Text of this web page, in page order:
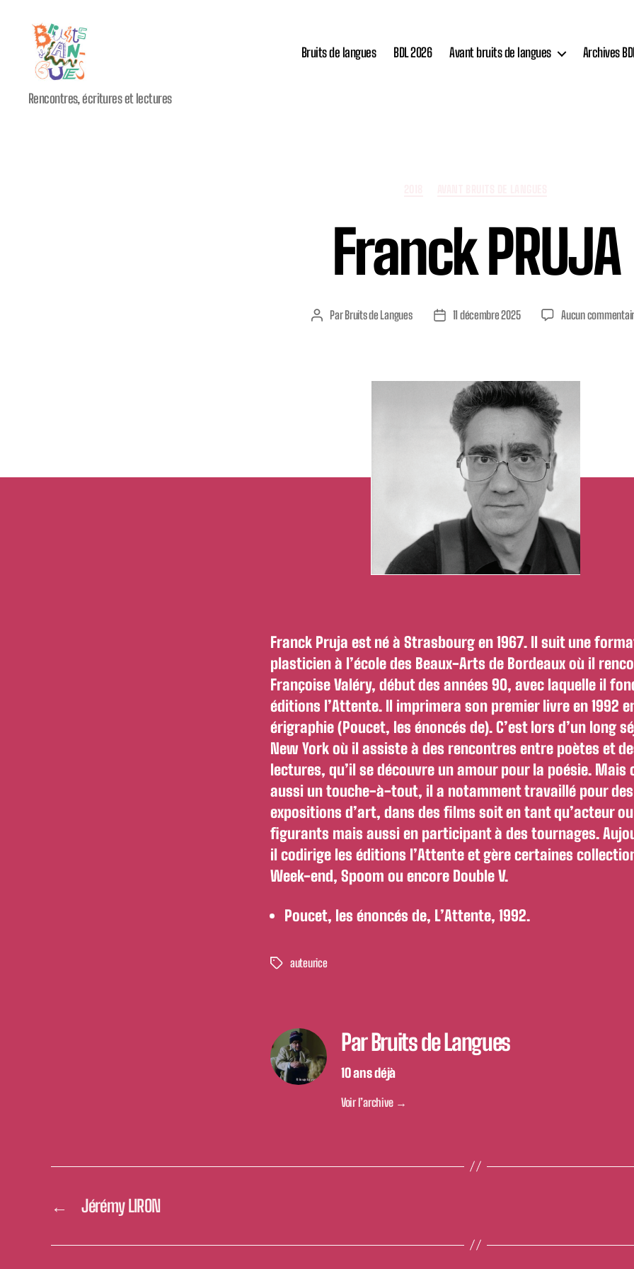
Festival
international
Rencontres, écritures et lectures
Bruits de langues BDL 2026 Avant bruits de langues Archives
Franck PRUJA
Auteur
ParBruits de Langues
Date11 décembre 2025 Aucun
Franck Pruja est né à Strasbourg en 1967. Il suit une
plasticien à l’école des Beaux-Arts de Bordeaux où il
Françoise Valéry, début des années 90, avec laquelle il
éditions l’Attente. Il imprimera son premier livre en 1992
érigraphie (Poucet, les énoncés de). C’est lors d’un long
New York où il assiste à des rencontres entre poètes et
lectures, qu’il se découvre un amour pour la poésie. Mais
aussi un touche-à-tout, il a notamment travaillé pour des
expositions d’art, dans des films soit en tant qu’acteur ou
figurants mais aussi en participant à des tournages.
il codirige les éditions l’Attente et gère certaines
Week-end, Spoom ou encore Double V.
Poucet, les énoncés de, L’Attente, 1992.
Étiquettesauteurice
Par Bruits de Langues
1O ans déjà
Voir l’archive →
← Jérémy LIRON